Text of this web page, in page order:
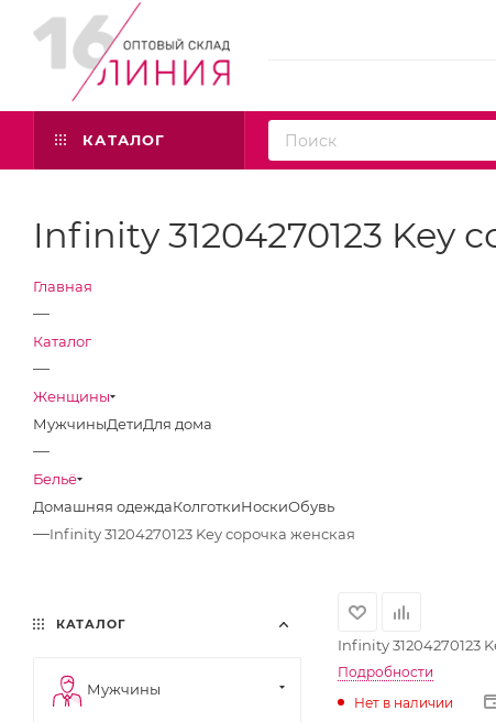
КАТАЛОГ
Infinity 31204270123 Key
Главная
—
Каталог
—
Женщины
МужчиныДетиДля дома
—
Бельё
Домашняя одеждаКолготкиНоскиОбувь
—Infinity 31204270123 Key сорочка женская
Infinity 31204270123
Подробности
Нет в наличии
КАТАЛОГ
Мужчины